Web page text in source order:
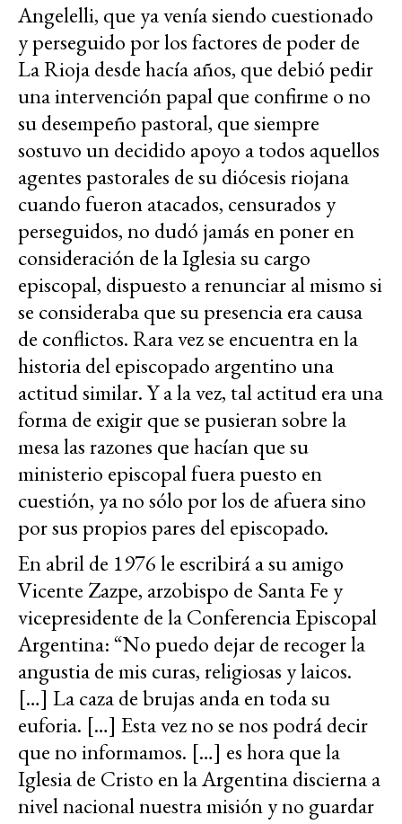
Angelelli, que ya venía siendo cuestionado
y perseguido por los factores de poder de
La Rioja desde hacía años, que debió pedir
una intervención papal que confirme o no
su desempeño pastoral, que siempre
sostuvo un decidido apoyo a todos aquellos
agentes pastorales de su diócesis riojana
cuando fueron atacados, censurados y
perseguidos, no dudó jamás en poner en
consideración de la Iglesia su cargo
episcopal, dispuesto a renunciar al mismo si
se consideraba que su presencia era causa
de conflictos. Rara vez se encuentra en la
historia del episcopado argentino una
actitud similar. Y a la vez, tal actitud era una
forma de exigir que se pusieran sobre la
mesa las razones que hacían que su
ministerio episcopal fuera puesto en
cuestión, ya no sólo por los de afuera sino
por sus propios pares del episcopado.
En abril de 1976 le escribirá a su amigo
Vicente Zazpe, arzobispo de Santa Fe y
vicepresidente de la Conferencia Episcopal
Argentina: “No puedo dejar de recoger la
angustia de mis curas, religiosas y laicos.
[…] La caza de brujas anda en toda su
euforia. […] Esta vez no se nos podrá decir
que no informamos. […] es hora que la
Iglesia de Cristo en la Argentina discierna a
nivel nacional nuestra misión y no guardar